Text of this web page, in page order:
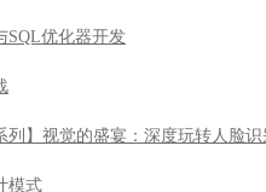
SQL优化器开发
列】视觉的盛宴：深度玩转人脸识
模式